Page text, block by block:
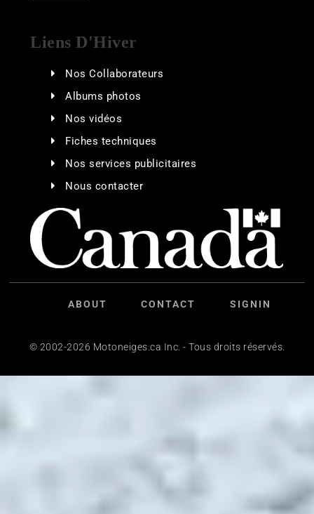
Liens D'Hiver
Nos Collaborateurs
Albums photos
Nos vidéos
Fiches techniques
Nos services publicitaires
Nous contacter
ABOUT CONTACT SIGNIN
© 2002-2026 Motoneiges.ca Inc. - Tous droits réservés.